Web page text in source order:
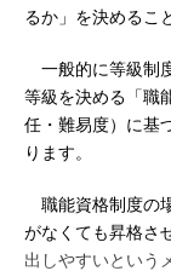
るか」を決めるこ
一般的に等級制
等級を決める「職
任・難易度）に基
ります。
職能資格制度の
がなくても昇格さ
出しやすいという